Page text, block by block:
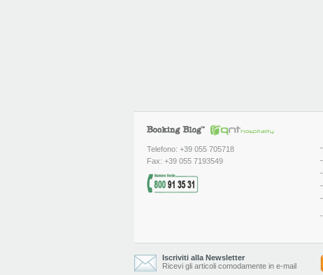
Telefono: +39 055 705718
Fax: +39 055 7193549
-
-
-
-
-
-
Iscriviti alla Newsletter
Ricevi gli articoli comodamente in e-mail